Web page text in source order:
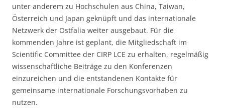
unter anderem zu Hochschulen aus China, Taiwan,
Österreich und Japan geknüpft und das internationale
Netzwerk der Ostfalia weiter ausgebaut. Für die
kommenden Jahre ist geplant, die Mitgliedschaft im
Scientific Committee der CIRP LCE zu erhalten, regelmäßig
wissenschaftliche Beiträge zu den Konferenzen
einzureichen und die entstandenen Kontakte für
gemeinsame internationale Forschungsvorhaben zu
nutzen.